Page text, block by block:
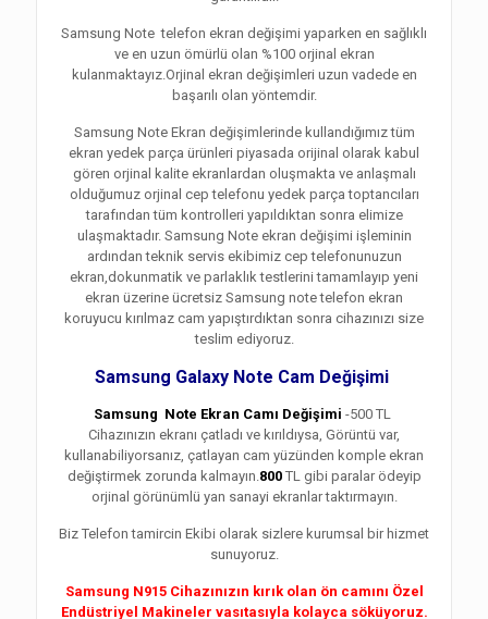
Samsung Note telefon ekran değişimi yaparken en sağlıklı
ve en uzun ömürlü olan %100 orjinal ekran
kulanmaktayız.Orjinal ekran değişimleri uzun vadede en
başarılı olan yöntemdir.
Samsung Note Ekran değişimlerinde kullandığımız tüm
ekran yedek parça ürünleri piyasada orijinal olarak kabul
gören orjinal kalite ekranlardan oluşmakta ve anlaşmalı
olduğumuz orjinal cep telefonu yedek parça toptancıları
tarafından tüm kontrolleri yapıldıktan sonra elimize
ulaşmaktadır. Samsung Note ekran değişimi işleminin
ardından teknik servis ekibimiz cep telefonunuzun
ekran,dokunmatik ve parlaklık testlerini tamamlayıp yeni
ekran üzerine ücretsiz Samsung note telefon ekran
koruyucu kırılmaz cam yapıştırdıktan sonra cihazınızı size
teslim ediyoruz.
Samsung Galaxy Note Cam Değişimi
Samsung Note Ekran Camı Değişimi -500 TL
Cihazınızın ekranı çatladı ve kırıldıysa, Görüntü var,
kullanabiliyorsanız, çatlayan cam yüzünden komple ekran
değiştirmek zorunda kalmayın. 800TL gibi paralar ödeyip
orjinal görünümlü yan sanayi ekranlar taktırmayın.
Biz Telefon tamircin Ekibi olarak sizlere kurumsal bir hizmet
sunuyoruz.
Samsung N915 Cihazınızın kırık olan ön camını Özel
Endüstriyel Makineler vasıtasıyla kolayca söküyoruz.